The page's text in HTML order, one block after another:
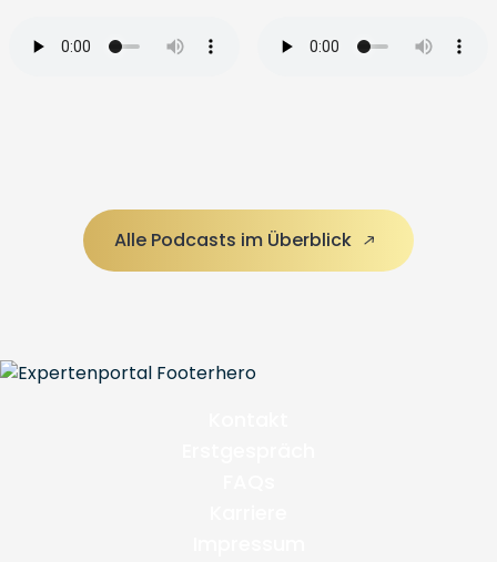
Alle Podcasts im Überblick